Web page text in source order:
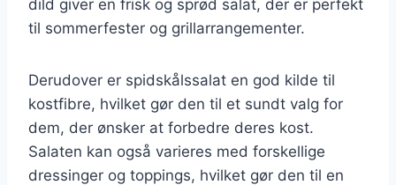
dild giver en frisk og sprød salat, der er perfekt
til sommerfester og grillarrangementer.
Derudover er spidskålssalat en god kilde til
kostfibre, hvilket gør den til et sundt valg for
dem, der ønsker at forbedre deres kost.
Salaten kan også varieres med forskellige
dressinger og toppings, hvilket gør den til en